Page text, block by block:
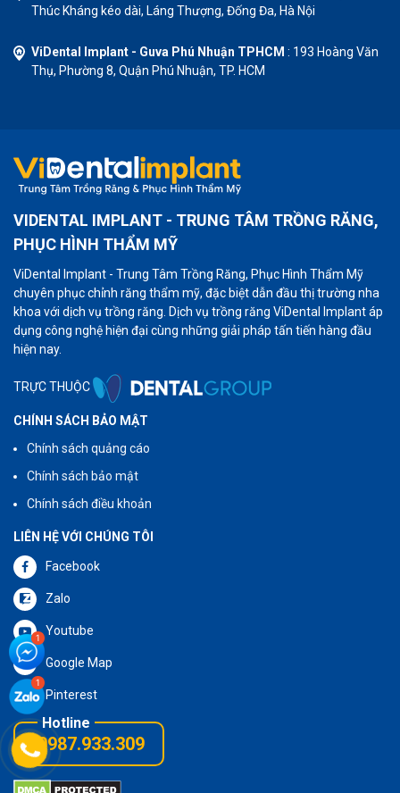
Thúc Kháng kéo dài, Láng Thượng, Đống Đa, Hà Nội
ViDental Implant - Guva Phú Nhuận TPHCM : 193 Hoàng Văn
Thụ, Phường 8, Quận Phú Nhuận, TP. HCM
VIDENTAL IMPLANT - TRUNG TÂM TRỒNG RĂNG,
PHỤC HÌNH THẨM MỸ
ViDental Implant - Trung Tâm Trồng Răng, Phục Hình Thẩm Mỹ
chuyên phục chỉnh răng thẩm mỹ, đặc biệt dẫn đầu thị trường nha
khoa với dịch vụ trồng răng. Dịch vụ trồng răng ViDental Implant áp
dụng công nghệ hiện đại cùng những giải pháp tấn tiến hàng đầu
hiện nay.
TRỰC THUỘC
CHÍNH SÁCH BẢO MẬT
Chính sách quảng cáo
Chính sách bảo mật
Chính sách điều khoản
LIÊN HỆ VỚI CHÚNG TÔI
Facebook
Zalo
Youtube
Google Map
Pinterest
0987.933.309